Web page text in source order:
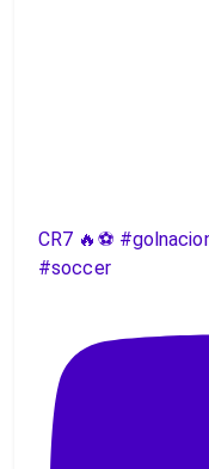
CR7 🔥⚽️
#soccer